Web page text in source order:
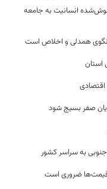
انسانیت به جامعه
الگوی همدلی و اخلاص است
استان
صفر بسیج شود
قیمت‌ها ضروری است